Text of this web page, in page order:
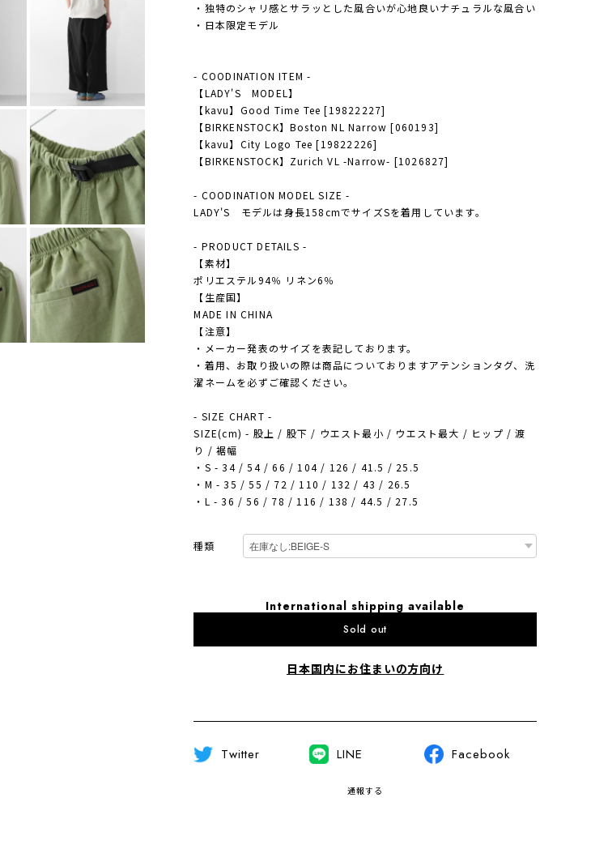
・独特のシャリ感とサラッとした風合いが心地良いナチュラルな風合い
・日本限定モデル
- COODINATION ITEM -
【LADY'S MODEL】
【kavu】Good Time Tee [19822227]
【BIRKENSTOCK】Boston NL Narrow [060193]
【kavu】City Logo Tee [19822226]
【BIRKENSTOCK】Zurich VL -Narrow- [1026827]
- COODINATION MODEL SIZE -
LADY'S モデルは身長158cmでサイズSを着用しています。
- PRODUCT DETAILS -
【素材】
ポリエステル94％ リネン6％
【生産国】
MADE IN CHINA
【注意】
・メーカー発表のサイズを表記しております。
・着用、お取り扱いの際は商品についておりますアテンションタグ、洗
濯ネームを必ずご確認ください。
- SIZE CHART -
SIZE(cm) - 股上 / 股下 / ウエスト最小 / ウエスト最大 / ヒップ / 渡
り / 裾幅
・S - 34 / 54 / 66 / 104 / 126 / 41.5 / 25.5
・M - 35 / 55 / 72 / 110 / 132 / 43 / 26.5
・L - 36 / 56 / 78 / 116 / 138 / 44.5 / 27.5
種類
International shipping available
Sold out
日本国内にお住まいの方向け
Twitter LINE Facebook
通報する